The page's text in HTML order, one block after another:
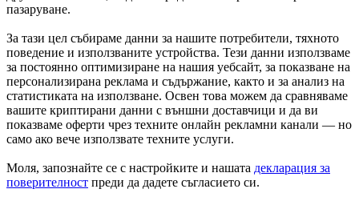
пазаруване.
За тази цел събираме данни за нашите потребители, тяхното
поведение и използваните устройства. Тези данни използваме
за постоянно оптимизиране на нашия уебсайт, за показване на
персонализирана реклама и съдържание, както и за анализ на
статистиката на използване. Освен това можем да сравняваме
вашите криптирани данни с външни доставчици и да ви
показваме оферти чрез техните онлайн рекламни канали — но
само ако вече използвате техните услуги.
Моля, запознайте се с настройките и нашата декларация за
поверителност преди да дадете съгласието си.